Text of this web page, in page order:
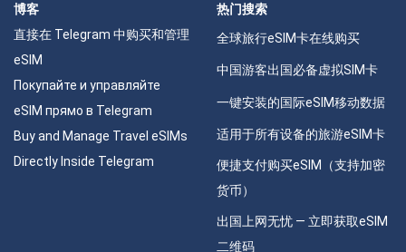
博客
直接在 Telegram 中购买和管理
eSIM
Покупайте и управляйте
eSIM прямо в Telegram
Buy and Manage Travel eSIMs
Directly Inside Telegram
热门搜索
全球旅行eSIM卡在线购买
中国游客出国必备虚拟SIM卡
一键安装的国际eSIM移动数据
适用于所有设备的旅游eSIM卡
便捷支付购买eSIM（支持加密
货币）
出国上网无忧 — 立即获取eSIM
二维码